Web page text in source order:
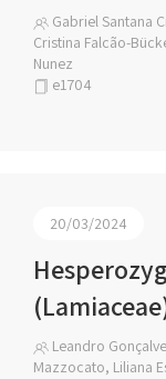
Gabriel Santana
Cristina Falcão-
Nunez
e1704
20/03/2024
Leandro
Mazzocato, Liliana